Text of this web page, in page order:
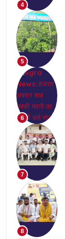
4
5
6
7
8